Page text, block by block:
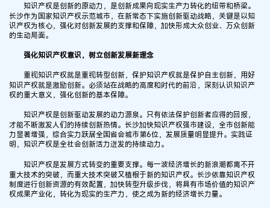
知识产权是创新的原动力，是创新成果向现实生产力转化的纽带和桥梁。
长沙作为国家知识产权示范城市，在新常态下实施创新驱动战略，关键是以知
识产权为核心，强化对创新发展的支撑和保障，加快形成大众创业、万众创新
的生动局面。
强化知识产权意识，树立创新发展新理念
重视知识产权就是重视转型创新，保护知识产权就是保护自主创新，用好
知识产权就是激励创新。必须站在战略的高度和时代的前沿，深刻认识知识产
权的重大意义，强化创新的基本保障。
知识产权是创新驱动发展的动力源泉。只有依法保护创新者应得的回报，
才能不断激发人们的持续创新热情。长沙加快知识产权强市建设，全市创新能
力显著增强，综合实力跃居全国省会城市第6位，发展质量明显提升。实践证
明，知识产权是全社会创新活力迸发的持续动力。
知识产权是发展方式转变的重要支撑。每一波经济增长的新浪潮都离不开
重大技术的突破，而重大技术突破又植根于新的知识产权。长沙依靠知识产权
制度进行创新资源的有效配置，加快转型升级步伐，将具有市场价值的知识产
权成果产业化，转化为现实的生产力，使之成为新的经济增长力量。